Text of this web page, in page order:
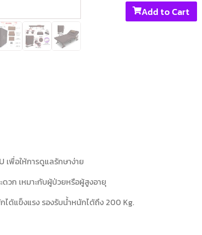
Add to Cart
เพื่อให้การดูแลรักษาง่าย
วก เหมาะกับผู้ป่วยหรือผู้สูงอายุ
ได้แข็งแรง รองรับน้ำหนักได้ถึง 200 Kg.